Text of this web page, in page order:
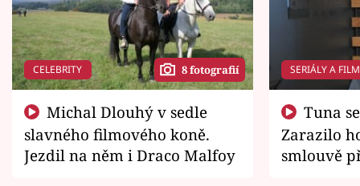
CELEBRITY 8 fotografií
slavného filmového koně.
Jezdil na něm i Draco Malfoy
SERIÁLY A
Zarazilo
smlouvě